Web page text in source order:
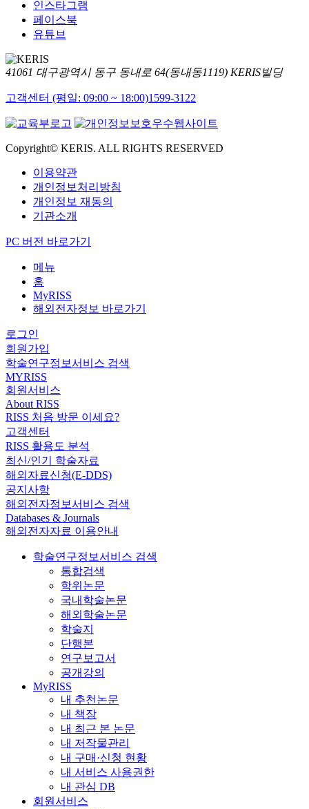
인스타그램
페이스북
유튜브
41061 대구광역시 동구 동내로 64(동내동1119) KERIS빌딩
고객센터 (평일: 09:00 ~ 18:00)1599-3122
Copyright© KERIS. ALL RIGHTS RESERVED
이용약관
개인정보처리방침
개인정보 재동의
기관소개
PC 버전 바로가기
메뉴
홈
MyRISS
해외전자정보 바로가기
로그인
회원가입
학술연구정보서비스 검색
MYRISS
회원서비스
About RISS
RISS 처음 방문 이세요?
고객센터
RISS 활용도 분석
최신/인기 학술자료
해외자료신청(E-DDS)
공지사항
해외전자정보서비스 검색
Databases & Journals
해외전자자료 이용안내
학술연구정보서비스 검색
통합검색
학위논문
국내학술논문
해외학술논문
학술지
단행본
연구보고서
공개강의
MyRISS
내 추천논문
내 책장
내 최근 본 논문
내 저작물관리
내 구매·신청 현황
내 서비스 사용권한
내 관심 DB
회원서비스